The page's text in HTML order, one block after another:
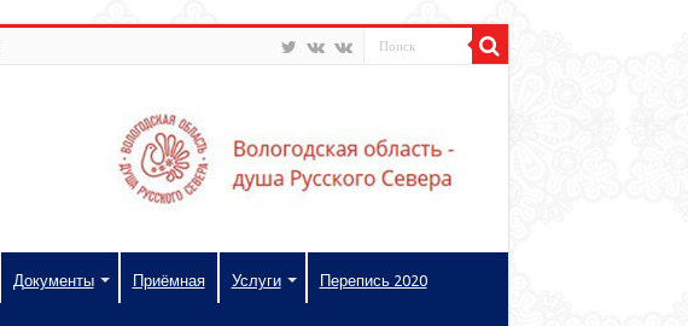
Документы Приёмная Услуги Перепись 2020